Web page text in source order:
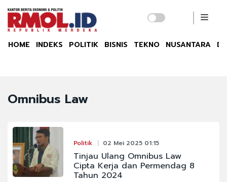
HOME INDEKS POLITIK BISNIS TEKNO NUSANTARA
Omnibus Law
Politik 02 Mei 2025 01:15
Tinjau Ulang Omnibus Law
Cipta Kerja dan Permendag 8
Tahun 2024